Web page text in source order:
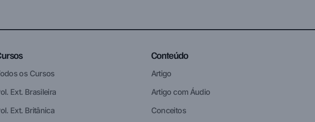
os Cursos
Ext. Brasileira
Ext. Britânica
Conteúdo
Artigo
Artigo com Áudio
Conceitos